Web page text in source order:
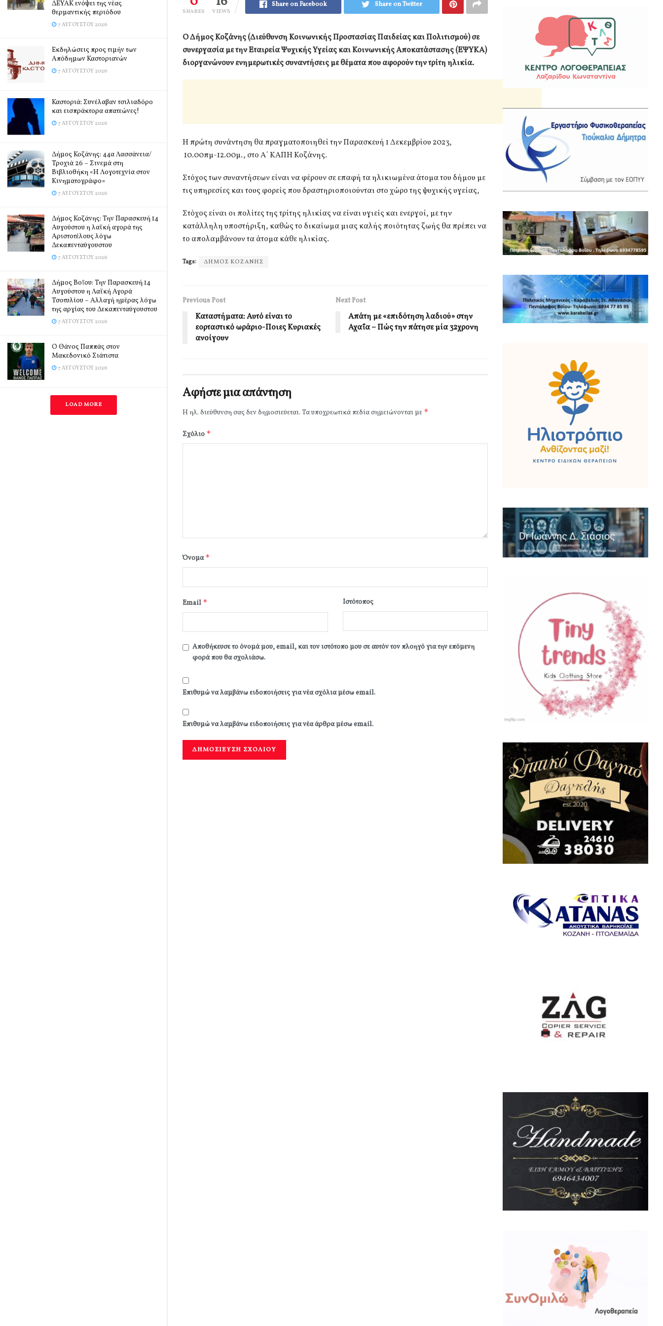
ΔΕΥΑΚ ενόψει της νέας
θερμαντικής περιόδου
7 ΑΥΓΟΎΣΤΟΥ 2026
Εκδηλώσεις προς τιμήν των
Απόδημων Καστοριανών
7 ΑΥΓΟΎΣΤΟΥ 2026
Καστοριά: Συνέλαβαν τσιλιαδόρο
και εισπράκτορα απατεώνες!
7 ΑΥΓΟΎΣΤΟΥ 2026
Δήμος Κοζάνης: 44α Λασσάνεια/
Τροχιά 26 – Σινεμά στη
Βιβλιοθήκη «Η Λογοτεχνία στον
Κινηματογράφο»
7 ΑΥΓΟΎΣΤΟΥ 2026
Δήμος Κοζάνης: Την Παρασκευή 14
Αυγούστου η λαϊκή αγορά της
Αριστοτέλους λόγω
Δεκαπενταύγουστου
7 ΑΥΓΟΎΣΤΟΥ 2026
Δήμος Βοΐου: Την Παρασκευή 14
Αυγούστου η Λαϊκή Αγορά
Τσοτυλίου – Αλλαγή ημέρας λόγω
της αργίας του Δεκαπενταύγουστου
7 ΑΥΓΟΎΣΤΟΥ 2026
Ο Θάνος Παππάς στον
Μακεδονικό Σιάτιστα
7 ΑΥΓΟΎΣΤΟΥ 2026
LOAD MORE
SHARES VIEWS
Share on Facebook Share on Twitter
Ο Δήμος Κοζάνης (Διεύθυνση Κοινωνικής Προστασίας Παιδείας και Πολιτισμού) σε
συνεργασία με την Εταιρεία Ψυχικής Υγείας και Κοινωνικής Αποκατάστασης (ΕΨΥΚΑ)
διοργανώνουν ενημερωτικές συναντήσεις με θέματα που αφορούν την τρίτη ηλικία.
Η πρώτη συνάντηση θα πραγματοποιηθεί την Παρασκευή 1 Δεκεμβρίου 2023,
10.00πμ-12.00μ., στο Α΄ ΚΑΠΗ Κοζάνης.
Στόχος των συναντήσεων είναι να φέρουν σε επαφή τα ηλικιωμένα άτομα του δήμου με
τις υπηρεσίες και τους φορείς που δραστηριοποιούνται στο χώρο της ψυχικής υγείας,
Στόχος είναι οι πολίτες της τρίτης ηλικίας να είναι υγιείς και ενεργοί, με την
κατάλληλη υποστήριξη, καθώς το δικαίωμα μιας καλής ποιότητας ζωής θα πρέπει να
το απολαμβάνουν τα άτομα κάθε ηλικίας.
Tags: ΔΗΜΟΣ ΚΟΖΑΝΗΣ
Previous Post
Καταστήματα: Αυτό είναι το
εορταστικό ωράριο-Ποιες Κυριακές
ανοίγουν
Next Post
Απάτη με «επιδότηση λαδιού» στην
Αχαΐα – Πώς την πάτησε μία 32χρονη
Αφήστε μια απάντηση
Η ηλ. διεύθυνση σας δεν δημοσιεύεται. Τα υποχρεωτικά πεδία σημειώνονται με *
Σχόλιο *
Όνομα*
Email * Ιστότοπος
Αποθήκευσε το όνομά μου, email, και τον ιστότοπο μου σε αυτόν τον πλοηγό για την επόμενη
φορά που θα σχολιάσω.
Επιθυμώ να λαμβάνω ειδοποιήσεις για νέα σχόλια μέσω email.
Επιθυμώ να λαμβάνω ειδοποιήσεις για νέα άρθρα μέσω email.